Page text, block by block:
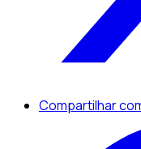
Compartilhar